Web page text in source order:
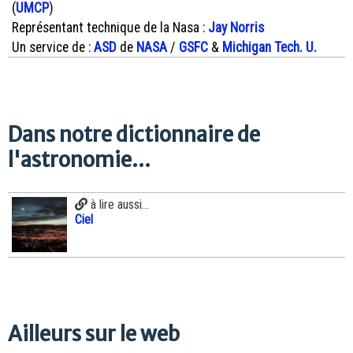
(UMCP)
Représentant technique de la Nasa : Jay Norris
Un service de : ASD de NASA/ GSFC & Michigan Tech. U.
Dans notre dictionnaire de
l'astronomie...
à lire aussi...
Ciel
Ailleurs sur le web